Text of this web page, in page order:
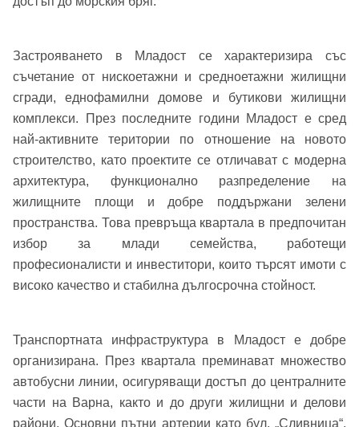
Добре дошъл!
Застрояването в Младост се характеризира със
съчетание от нискоетажни и средноетажни жилищни
сгради, еднофамилни домове и бутикови жилищни
комплекси. През последните години Младост е сред
най-активните територии по отношение на новото
строителство, като проектите се отличават с модерна
архитектура, функционално разпределение на
жилищните площи и добре поддържани зелени
пространства. Това превръща квартала в предпочитан
избор за млади семейства, работещи
професионалисти и инвеститори, които търсят имоти с
високо качество и стабилна дългосрочна стойност.
Транспортната инфраструктура в Младост е добре
организирана. През квартала преминават множество
автобусни линии, осигуряващи достъп до централните
части на Варна, както и до други жилищни и делови
райони. Основни пътни артерии като бул. „Сливница“,